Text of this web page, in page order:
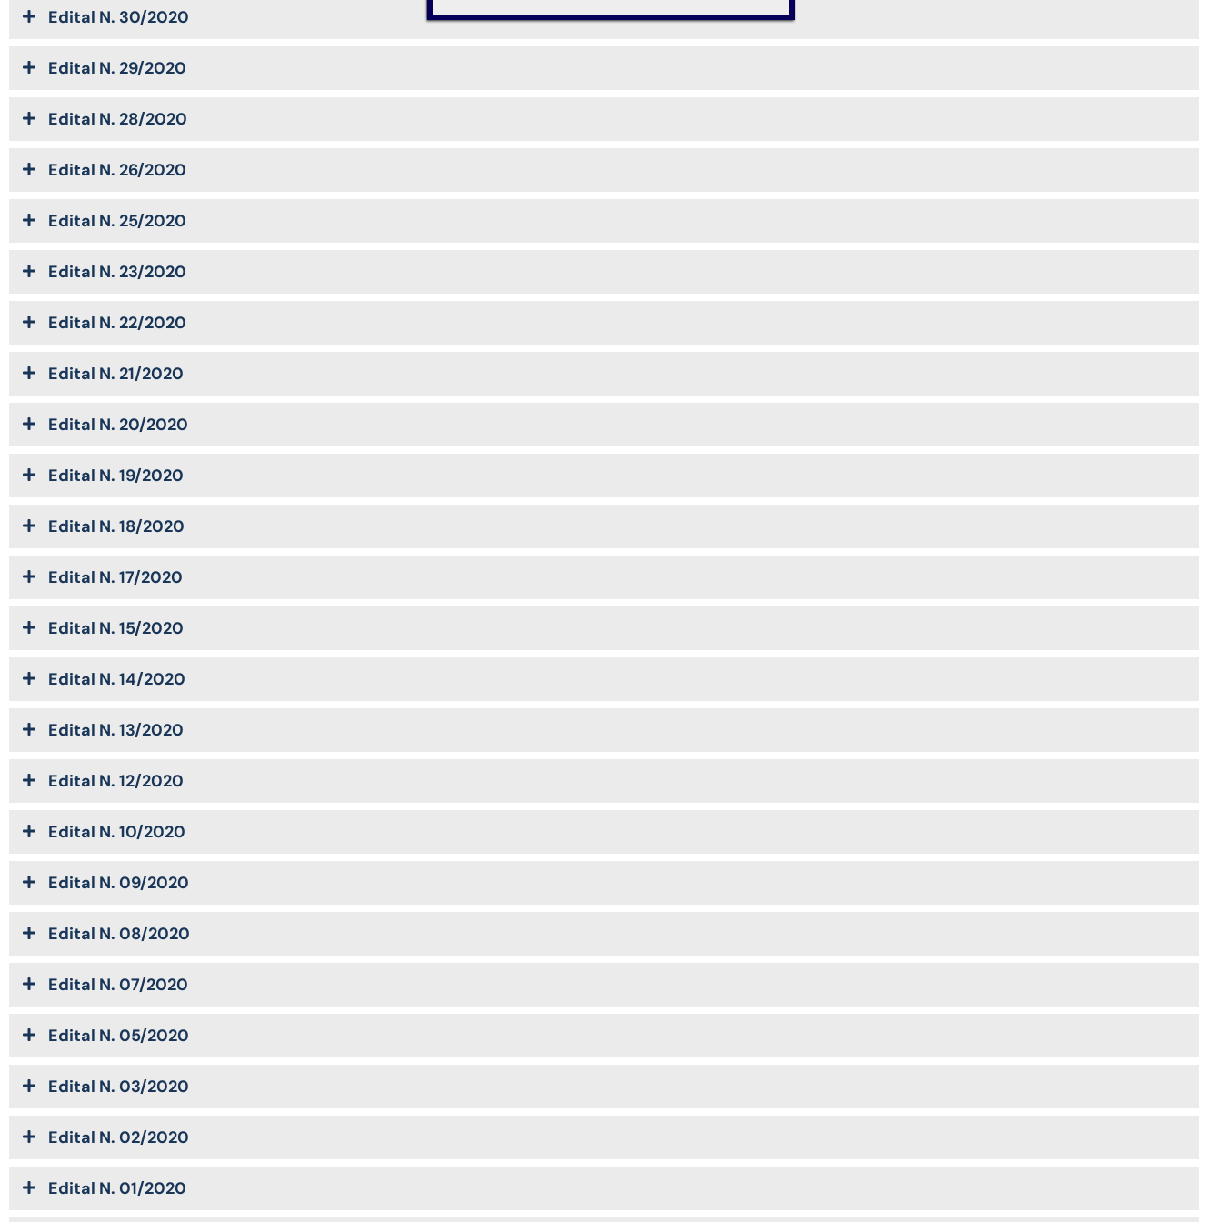
Edital N. 30/2020
Edital N. 29/2020
Edital N. 28/2020
Edital N. 26/2020
Edital N. 25/2020
Edital N. 23/2020
Edital N. 22/2020
Edital N. 21/2020
Edital N. 20/2020
Edital N. 19/2020
Edital N. 18/2020
Edital N. 17/2020
Edital N. 15/2020
Edital N. 14/2020
Edital N. 13/2020
Edital N. 12/2020
Edital N. 10/2020
Edital N. 09/2020
Edital N. 08/2020
Edital N. 07/2020
Edital N. 05/2020
Edital N. 03/2020
Edital N. 02/2020
Edital N. 01/2020